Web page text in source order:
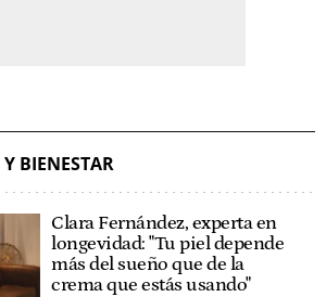
BIENESTAR
Clara Fernández, experta en
longevidad: "Tu piel depende
más del sueño que de la
crema que estás usando"